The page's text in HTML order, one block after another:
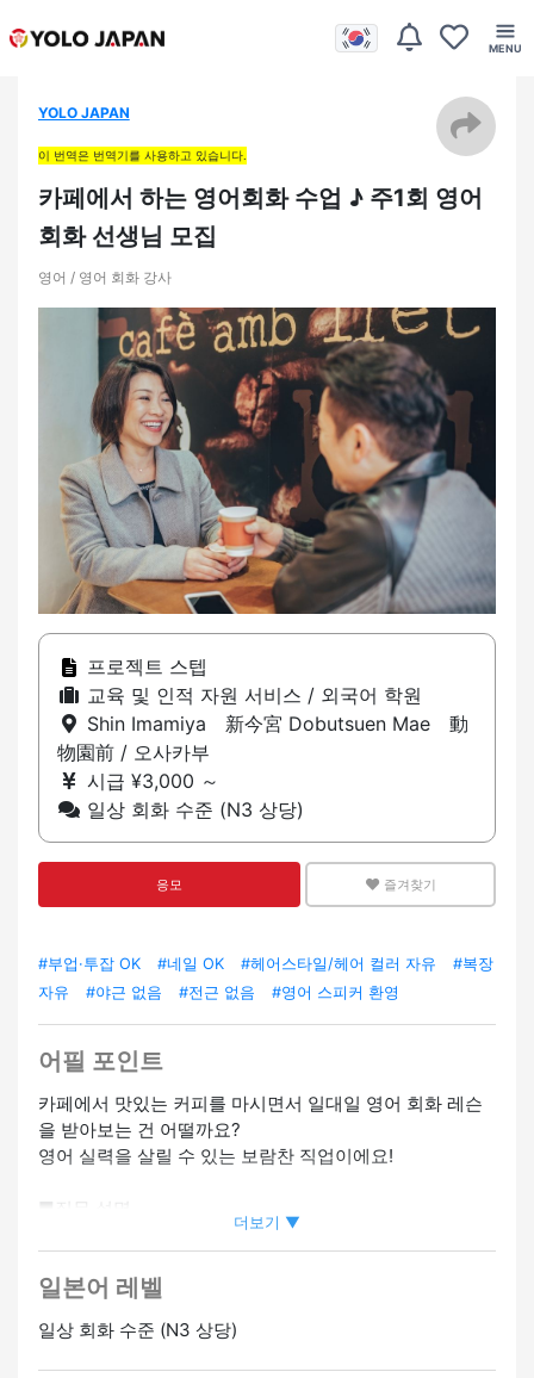
YOLO JAPAN
이 번역은 번역기를 사용하고 있습니다.
카페에서 하는 영어회화 수업 ♪ 주1회 영어
회화 선생님 모집
영어 / 영어 회화 강사
프로젝트 스텝
교육 및 인적 자원 서비스 / 외국어 학원
Shin Imamiya 新今宮 Dobutsuen Mae 動
物園前 / 오사카부
시급 ¥3,000 ～
일상 회화 수준 (N3 상당)
응모 즐겨찾기
#부업·투잡 OK #네일 OK #헤어스타일/헤어 컬러 자유
#복장
자유
#야근 없음 #전근 없음 #영어 스피커 환영
어필 포인트
카페에서 맛있는 커피를 마시면서 일대일 영어 회화 레슨
을 받아보는 건 어떨까요?
영어 실력을 살릴 수 있는 보람찬 직업이에요!
■직무 설명
・학생과의 일대일 영어 회화 수업
・근무 장소: 카페 (학생들과 협의 후 결정)
■근무 조건
・요일: 매주 목요일
더보기 ▼
일본어 레벨
일상 회화 수준 (N3 상당)